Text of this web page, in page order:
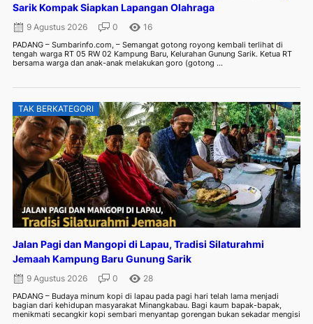
Sarik Kompak Siapkan Lapangan Olahraga
9 Agustus 2026 0 16
PADANG – Sumbarinfo.com, – Semangat gotong royong kembali terlihat di
tengah warga RT 05 RW 02 Kampung Baru, Kelurahan Gunung Sarik. Ketua RT
bersama warga dan anak-anak melakukan goro (gotong ...
TAK BERKATEGORI
Jalan Pagi dan Mangopi di Lapau, Tradisi Silaturahmi
Jemaah Kampung Baru Gunung Sarik
9 Agustus 2026 0 28
PADANG – Budaya minum kopi di lapau pada pagi hari telah lama menjadi
bagian dari kehidupan masyarakat Minangkabau. Bagi kaum bapak-bapak,
menikmati secangkir kopi sembari menyantap gorengan bukan sekadar mengisi